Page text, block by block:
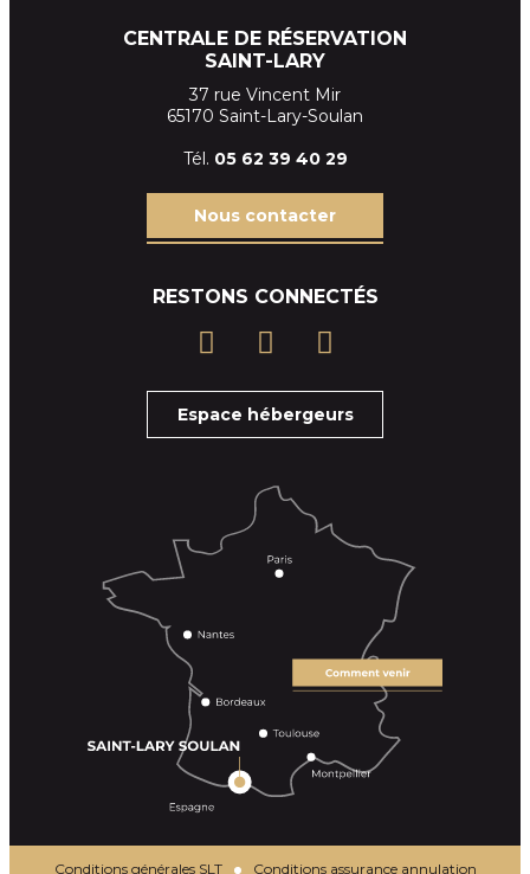
CENTRALE DE RÉSERVATION
SAINT-LARY
37 rue Vincent Mir
65170 Saint-Lary-Soulan
Tél. 05 62 39 40 29
Nous contacter
RESTONS CONNECTÉS
Espace hébergeurs
Conditions générales SLT Conditions assurance annulation